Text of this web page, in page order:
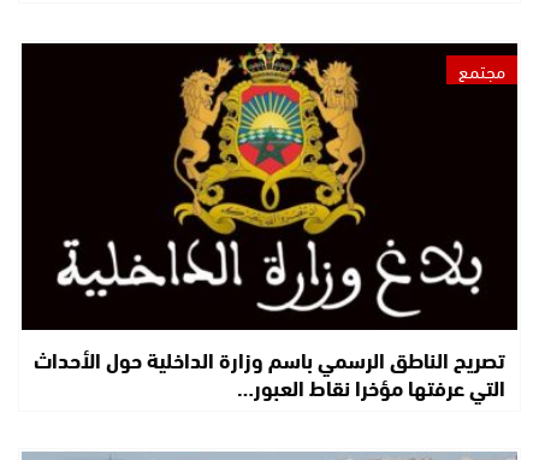
مجتمع
تصريح الناطق الرسمي باسم وزارة الداخلية حول الأحداث
التي عرفتها مؤخرا نقاط العبور…